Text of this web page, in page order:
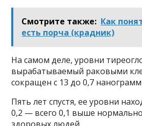
Смотрите также: Как
есть порча (крадник)
На самом деле, уровни
вырабатываемый раковыми
сокращен с 13 до 0,7
Пять лет спустя, ее уровни
0,2 — всего 0,1 выше